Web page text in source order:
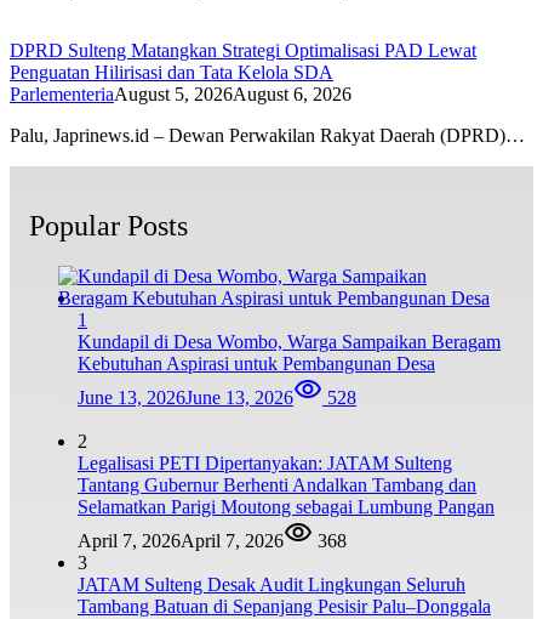
DPRD Sulteng Matangkan Strategi Optimalisasi PAD Lewat
Penguatan Hilirisasi dan Tata Kelola SDA
ParlementeriaAugust 5, 2026August 6, 2026
Palu, Japrinews.id – Dewan Perwakilan Rakyat Daerah (DPRD)…
Popular Posts
1
Kundapil di Desa Wombo, Warga Sampaikan Beragam
Kebutuhan Aspirasi untuk Pembangunan Desa
June 13, 2026June 13, 2026 528
2
Legalisasi PETI Dipertanyakan: JATAM Sulteng
Tantang Gubernur Berhenti Andalkan Tambang dan
Selamatkan Parigi Moutong sebagai Lumbung Pangan
April 7, 2026April 7, 2026
368
3
JATAM Sulteng Desak Audit Lingkungan Seluruh
Tambang Batuan di Sepanjang Pesisir Palu–Donggala